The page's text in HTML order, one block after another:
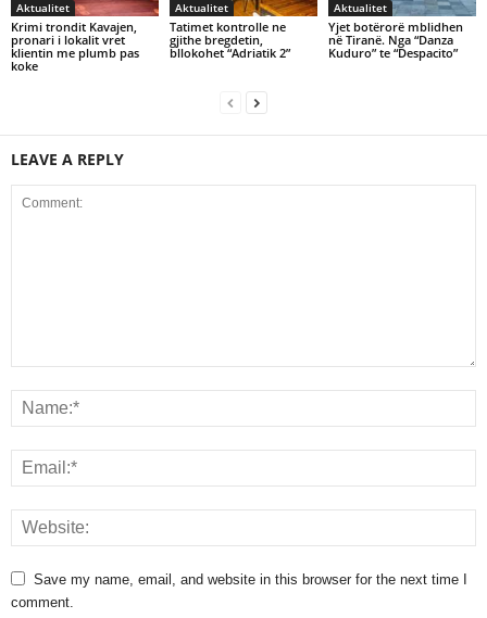
Aktualitet
Krimi trondit Kavajen,
pronari i lokalit vret
klientin me plumb pas
koke
Aktualitet
Tatimet kontrolle ne
gjithe bregdetin,
bllokohet “Adriatik 2”
Aktualitet
Yjet botërorë mblidhen
në Tiranë. Nga “Danza
Kuduro” te “Despacito”
LEAVE A REPLY
Save my name, email, and website in this browser for the next time I
comment.